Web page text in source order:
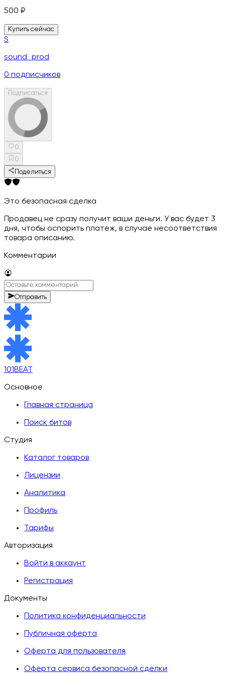
500 ₽
Купить сейчас
S
sound_prod
0 подписчиков
Подписаться
0
0
Поделиться
Это безопасная сделка
Продавец не сразу получит ваши деньги. У вас будет 3
дня, чтобы оспорить платеж, в случае несоответствия
товара описанию.
Комментарии
Отправить
101BEAT
Основное
Главная страница
Поиск битов
Студия
Каталог товаров
Лицензии
Аналитика
Профиль
Тарифы
Авторизация
Войти в аккаунт
Регистрация
Документы
Политика конфиденциальности
Публичная оферта
Оферта для пользователя
Оферта сервиса безопасной сделки